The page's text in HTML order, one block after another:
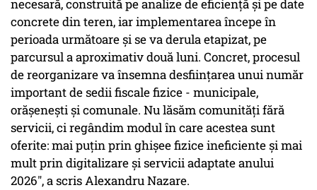
necesară, construită pe analize de eficienţă şi pe date
concrete din teren, iar implementarea începe în
perioada următoare şi se va derula etapizat, pe
parcursul a aproximativ două luni. Concret, procesul
de reorganizare va însemna desfiinţarea unui număr
important de sedii fiscale fizice - municipale,
orăşeneşti şi comunale. Nu lăsăm comunităţi fără
servicii, ci regândim modul în care acestea sunt
oferite: mai puţin prin ghişee fizice ineficiente şi mai
mult prin digitalizare şi servicii adaptate anului
2026", a scris Alexandru Nazare.